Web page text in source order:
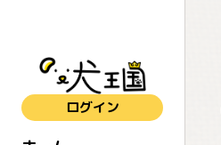
ログイン